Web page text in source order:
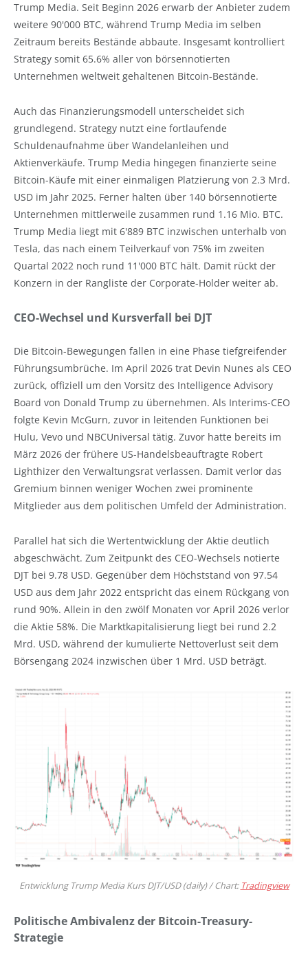
Trump Media. Seit Beginn 2026 erwarb der Anbieter zudem
weitere 90'000 BTC, während Trump Media im selben
Zeitraum bereits Bestände abbaute. Insgesamt kontrolliert
Strategy somit 65.6% aller von börsennotierten
Unternehmen weltweit gehaltenen Bitcoin-Bestände.
Auch das Finanzierungsmodell unterscheidet sich
grundlegend. Strategy nutzt eine fortlaufende
Schuldenaufnahme über Wandelanleihen und
Aktienverkäufe. Trump Media hingegen finanzierte seine
Bitcoin-Käufe mit einer einmaligen Platzierung von 2.3 Mrd.
USD im Jahr 2025. Ferner halten über 140 börsennotierte
Unternehmen mittlerweile zusammen rund 1.16 Mio. BTC.
Trump Media liegt mit 6'889 BTC inzwischen unterhalb von
Tesla, das nach einem Teilverkauf von 75% im zweiten
Quartal 2022 noch rund 11'000 BTC hält. Damit rückt der
Konzern in der Rangliste der Corporate-Holder weiter ab.
CEO-Wechsel und Kursverfall bei DJT
Die Bitcoin-Bewegungen fallen in eine Phase tiefgreifender
Führungsumbrüche. Im April 2026 trat Devin Nunes als CEO
zurück, offiziell um den Vorsitz des Intelligence Advisory
Board von Donald Trump zu übernehmen. Als Interims-CEO
folgte Kevin McGurn, zuvor in leitenden Funktionen bei
Hulu, Vevo und NBCUniversal tätig. Zuvor hatte bereits im
März 2026 der frühere US-Handelsbeauftragte Robert
Lighthizer den Verwaltungsrat verlassen. Damit verlor das
Gremium binnen weniger Wochen zwei prominente
Mitglieder aus dem politischen Umfeld der Administration.
Parallel hat sich die Wertentwicklung der Aktie deutlich
abgeschwächt. Zum Zeitpunkt des CEO-Wechsels notierte
DJT bei 9.78 USD. Gegenüber dem Höchststand von 97.54
USD aus dem Jahr 2022 entspricht das einem Rückgang von
rund 90%. Allein in den zwölf Monaten vor April 2026 verlor
die Aktie 58%. Die Marktkapitalisierung liegt bei rund 2.2
Mrd. USD, während der kumulierte Nettoverlust seit dem
Börsengang 2024 inzwischen über 1 Mrd. USD beträgt.
Entwicklung Trump Media Kurs DJT/USD (daily) / Chart: Tradingview
Politische Ambivalenz der Bitcoin-Treasury-
Strategie